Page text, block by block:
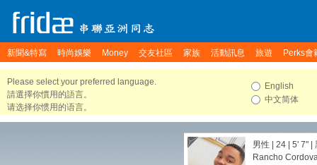
新聞&特寫 時尚娛樂 Money 交友社區 家族 活動訊息 旅遊 Perks會
Please select your preferred language.
請選擇你慣用的語言。
请选择你惯用的语言。
English
中文简体
男性 | 24 | 5' 7" |
Rancho